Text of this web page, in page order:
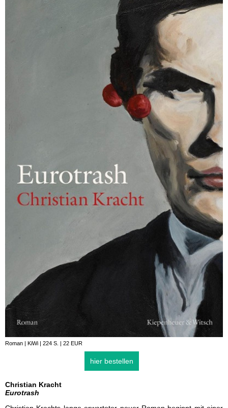
Roman | KiWi | 224 S. | 22 EUR
hier bestellen
Christian Kracht
Eurotrash